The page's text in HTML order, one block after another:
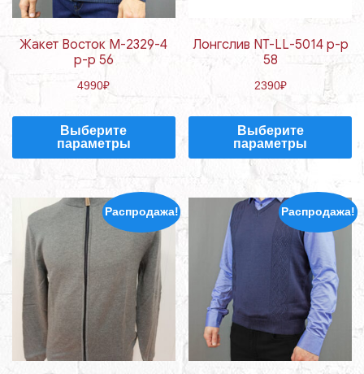
Жакет Восток М-2329-4
р-р 56
4990₽
Выберите
параметры
Лонгслив NT-LL-5014 р-р
58
2390₽
Выберите
параметры
Распродажа! Распродажа!